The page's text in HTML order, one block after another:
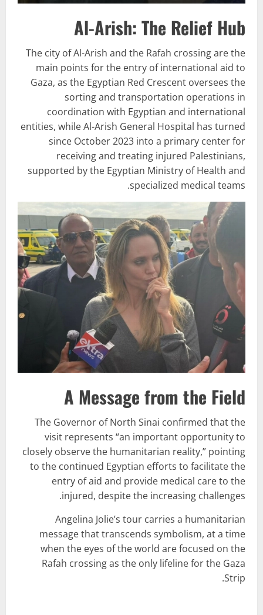
Al-Arish: The Relief Hub
The city of Al-Arish and the Rafah crossing are the
main points for the entry of international aid to
Gaza, as the Egyptian Red Crescent oversees the
sorting and transportation operations in
coordination with Egyptian and international
entities, while Al-Arish General Hospital has turned
since October 2023 into a primary center for
receiving and treating injured Palestinians,
supported by the Egyptian Ministry of Health and
specialized medical teams.
A Message from the Field
The Governor of North Sinai confirmed that the
visit represents “an important opportunity to
closely observe the humanitarian reality,” pointing
to the continued Egyptian efforts to facilitate the
entry of aid and provide medical care to the
injured, despite the increasing challenges.
Angelina Jolie’s tour carries a humanitarian
message that transcends symbolism, at a time
when the eyes of the world are focused on the
Rafah crossing as the only lifeline for the Gaza
Strip.